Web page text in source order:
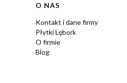
Linki w stopce
O NAS
Kontakt i dane firmy
Płytki Lębork
O firmie
Blog